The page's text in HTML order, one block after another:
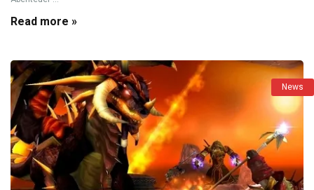
Read more »
News